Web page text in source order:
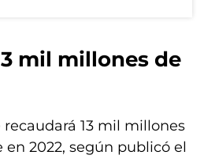
mil millones de
recaudará 13 mil millones
2022, según publicó el